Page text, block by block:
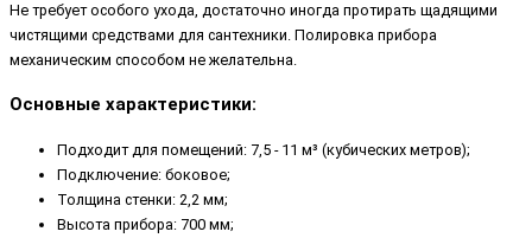
Не требует особого ухода, достаточно иногда протирать щадящими
чистящими средствами для сантехники. Полировка прибора
механическим способом не желательна.
Основные характеристики:
Подходит для помещений: 7,5 - 11 м³ (кубических метров);
Подключение: боковое;
Толщина стенки: 2,2 мм;
Высота прибора: 700 мм;